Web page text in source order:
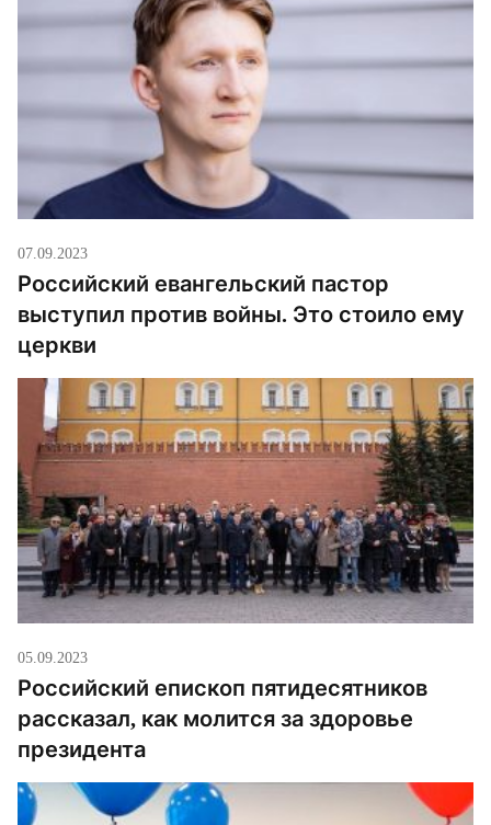
07.09.2023
Российский евангельский пастор
выступил против войны. Это стоило ему
церкви
05.09.2023
Российский епископ пятидесятников
рассказал, как молится за здоровье
президента